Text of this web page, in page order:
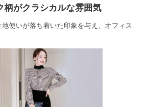
柄がクラシカルな雰囲気
使いが落ち着いた印象を与え、オフィス